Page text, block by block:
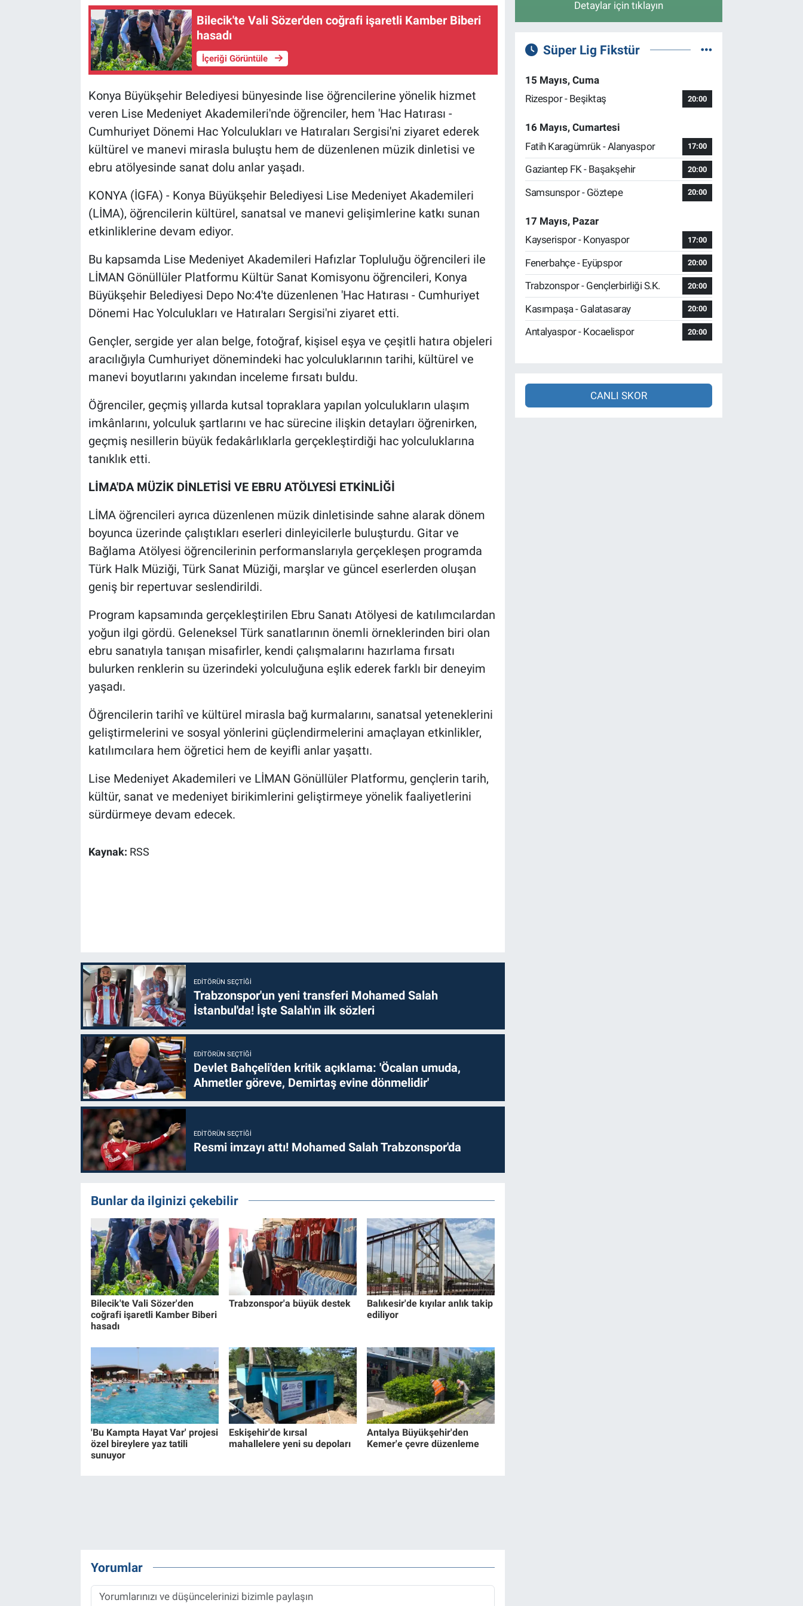
Bilecik'te Vali Sözer'den coğrafi işaretli Kamber Biberi
hasadı
İçeriği Görüntüle
Konya Büyükşehir Belediyesi bünyesinde lise öğrencilerine yönelik hizmet
veren Lise Medeniyet Akademileri'nde öğrenciler, hem 'Hac Hatırası -
Cumhuriyet Dönemi Hac Yolculukları ve Hatıraları Sergisi'ni ziyaret ederek
kültürel ve manevi mirasla buluştu hem de düzenlenen müzik dinletisi ve
ebru atölyesinde sanat dolu anlar yaşadı.
KONYA (İGFA) - Konya Büyükşehir Belediyesi Lise Medeniyet Akademileri
(LİMA), öğrencilerin kültürel, sanatsal ve manevi gelişimlerine katkı sunan
etkinliklerine devam ediyor.
Bu kapsamda Lise Medeniyet Akademileri Hafızlar Topluluğu öğrencileri ile
LİMAN Gönüllüler Platformu Kültür Sanat Komisyonu öğrencileri, Konya
Büyükşehir Belediyesi Depo No:4'te düzenlenen 'Hac Hatırası - Cumhuriyet
Dönemi Hac Yolculukları ve Hatıraları Sergisi'ni ziyaret etti.
Gençler, sergide yer alan belge, fotoğraf, kişisel eşya ve çeşitli hatıra objeleri
aracılığıyla Cumhuriyet dönemindeki hac yolculuklarının tarihi, kültürel ve
manevi boyutlarını yakından inceleme fırsatı buldu.
Öğrenciler, geçmiş yıllarda kutsal topraklara yapılan yolculukların ulaşım
imkânlarını, yolculuk şartlarını ve hac sürecine ilişkin detayları öğrenirken,
geçmiş nesillerin büyük fedakârlıklarla gerçekleştirdiği hac yolculuklarına
tanıklık etti.
LİMA'DA MÜZİK DİNLETİSİ VE EBRU ATÖLYESİ ETKİNLİĞİ
LİMA öğrencileri ayrıca düzenlenen müzik dinletisinde sahne alarak dönem
boyunca üzerinde çalıştıkları eserleri dinleyicilerle buluşturdu. Gitar ve
Bağlama Atölyesi öğrencilerinin performanslarıyla gerçekleşen programda
Türk Halk Müziği, Türk Sanat Müziği, marşlar ve güncel eserlerden oluşan
geniş bir repertuvar seslendirildi.
Program kapsamında gerçekleştirilen Ebru Sanatı Atölyesi de katılımcılardan
yoğun ilgi gördü. Geleneksel Türk sanatlarının önemli örneklerinden biri olan
ebru sanatıyla tanışan misafirler, kendi çalışmalarını hazırlama fırsatı
bulurken renklerin su üzerindeki yolculuğuna eşlik ederek farklı bir deneyim
yaşadı.
Öğrencilerin tarihî ve kültürel mirasla bağ kurmalarını, sanatsal yeteneklerini
geliştirmelerini ve sosyal yönlerini güçlendirmelerini amaçlayan etkinlikler,
katılımcılara hem öğretici hem de keyifli anlar yaşattı.
Lise Medeniyet Akademileri ve LİMAN Gönüllüler Platformu, gençlerin tarih,
kültür, sanat ve medeniyet birikimlerini geliştirmeye yönelik faaliyetlerini
sürdürmeye devam edecek.
Kaynak: RSS
EDITÖRÜN SEÇTIĞI
Trabzonspor'un yeni transferi Mohamed Salah
İstanbul'da! İşte Salah'ın ilk sözleri
EDITÖRÜN SEÇTIĞI
Devlet Bahçeli'den kritik açıklama: 'Öcalan umuda,
Ahmetler göreve, Demirtaş evine dönmelidir'
EDITÖRÜN SEÇTIĞI
Resmi imzayı attı! Mohamed Salah Trabzonspor'da
Bunlar da ilginizi çekebilir
Bilecik'te Vali Sözer'den
coğrafi işaretli Kamber Biberi
hasadı
Trabzonspor'a büyük destek
Balıkesir'de kıyılar anlık takip
ediliyor
'Bu Kampta Hayat Var' projesi
özel bireylere yaz tatili
sunuyor
Eskişehir'de kırsal
mahallelere yeni su depoları
Antalya Büyükşehir'den
Kemer'e çevre düzenleme
Yorumlar
Detaylar için tıklayın
Süper Lig Fikstür
15 Mayıs, Cuma
Rizespor - Beşiktaş
20:00
16 Mayıs, Cumartesi
Fatih Karagümrük - Alanyaspor
17:00
Gaziantep FK - Başakşehir 20:00
Samsunspor - Göztepe 20:00
17 Mayıs, Pazar
Kayserispor - Konyaspor
17:00
Fenerbahçe - Eyüpspor 20:00
Trabzonspor - Gençlerbirliği S.K. 20:00
Kasımpaşa - Galatasaray 20:00
Antalyaspor - Kocaelispor 20:00
CANLI SKOR